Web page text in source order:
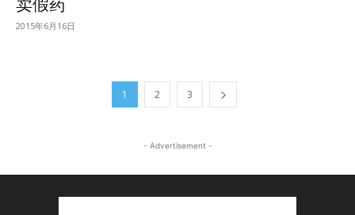
卖假药
2015年6月16日
1 2 3
- Advertisement -